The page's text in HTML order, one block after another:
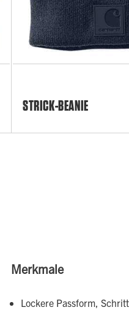
STRICK-BEANIE
Merkmale
Lockere Passform,